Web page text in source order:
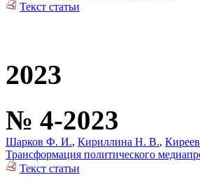
Текст статьи
2023
№ 4-2023
Шарков Ф. И., Кириллина Н. В.,
Трансформация политического
Текст статьи